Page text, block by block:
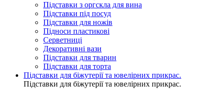
Підставки з оргскла для вина
Підставки під посуд
Підставки для ножів
Підноси пластикові
Серветниці
Декоративні вази
Підставки для тварин
Підставки для торта
Підставки для біжутерії та ювелірниx прикрас.
Підставки для біжутерії та ювелірниx прикрас.